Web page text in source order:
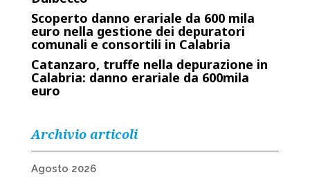
Scoperto danno erariale da 600 mila
euro nella gestione dei depuratori
comunali e consortili in Calabria
Catanzaro, truffe nella depurazione in
Calabria: danno erariale da 600mila
euro
Archivio articoli
Agosto 2026